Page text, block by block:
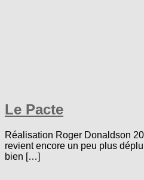
Le Pacte
Réalisation Roger Donaldson
revient encore un peu plus
bien […]